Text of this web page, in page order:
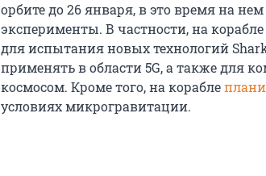
орбите до 26 января, в это время на
эксперименты. В частности, на
для испытания новых технологий
применять в области 5G, а также для
космосом. Кроме того, на корабле
условиях микрогравитации.